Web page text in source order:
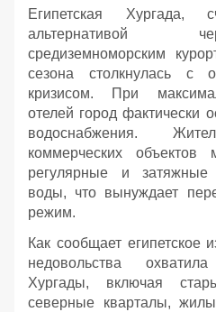
Египетская Хургада,
альтернативой
средиземноморским
сезона столкнулась с
кризисом. При
отелей город фактически
водоснабжения.
коммерческих
регулярные и затяжные
воды, что вынуждает
режим.
Как сообщает египетское
недовольства
Хургады, включая
северные кварталы,